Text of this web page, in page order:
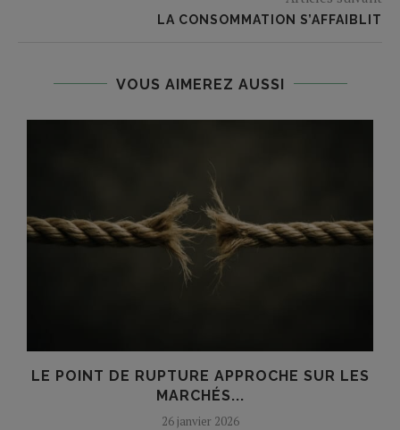
LA CONSOMMATION S’AFFAIBLIT
VOUS AIMEREZ AUSSI
LE POINT DE RUPTURE APPROCHE SUR LES
MARCHÉS...
26 janvier 2026